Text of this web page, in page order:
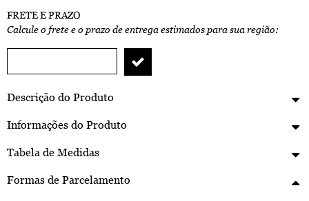
FRETE E PRAZO
Calcule o frete e o prazo de entrega estimados para sua região:
Descrição do Produto
Informações do Produto
Tabela de Medidas
Formas de Parcelamento